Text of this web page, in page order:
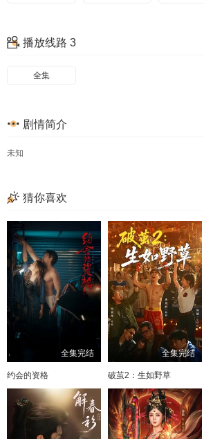
49
53
61
播放线路 3
全集
剧情简介
未知
猜你喜欢
全集完结
约会的资格
全集完结
破茧2：生如野草